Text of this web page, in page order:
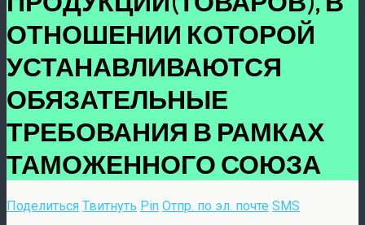
ОТНОШЕНИИ КОТОРОЙ
УСТАНАВЛИВАЮТСЯ
ОБЯЗАТЕЛЬНЫЕ
ТРЕБОВАНИЯ В РАМКАХ
ТАМОЖЕННОГО СОЮЗА
Поделиться Твитнуть Pin Отпр. по эл. почте SMS